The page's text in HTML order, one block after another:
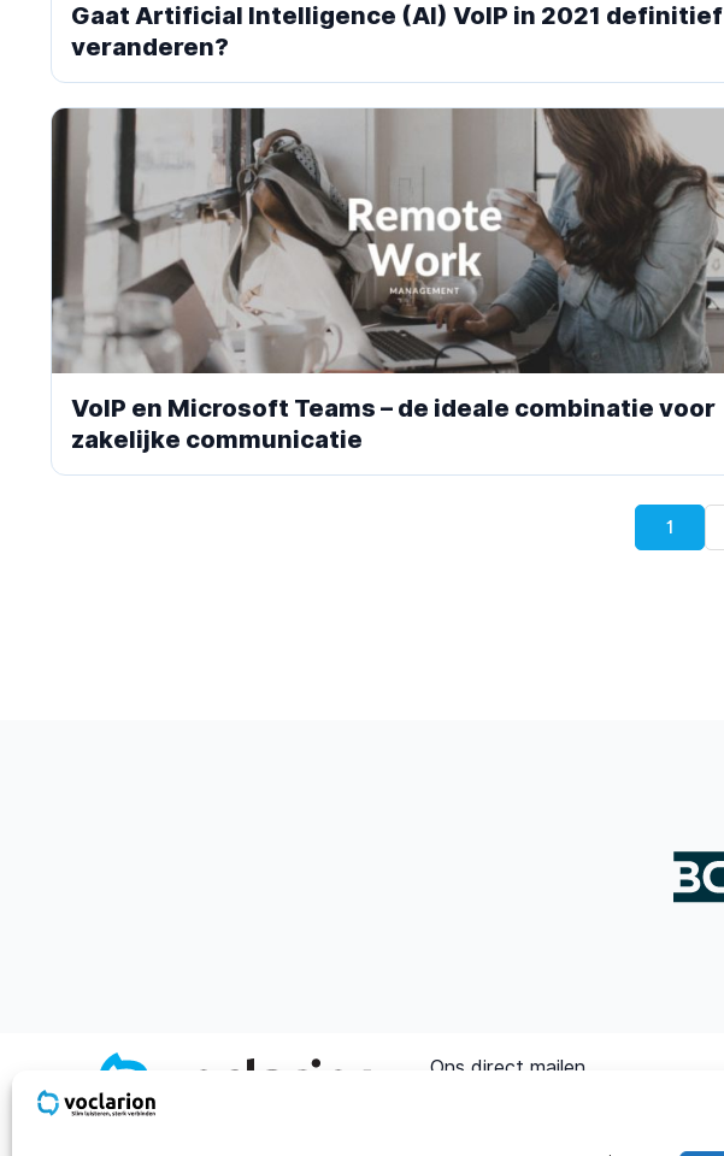
Gaat Artificial Intelligence (AI) VoIP in 2021 definitief
veranderen?
VoIP en Microsoft Teams – de ideale combinatie voor
zakelijke communicatie
1
Ons direct mailen